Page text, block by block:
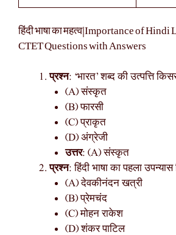
हिंदी भाषा का महत्व|Importance of Hindi
CTET Questions with Answers
प्रश्न: ‘भारत’ शब्द की उत्पत्ति
(A) संस्कृत
(B) फारसी
(C) प्राकृत
(D) अंग्रेजी
उत्तर: (A) संस्कृत
प्रश्न: हिंदी भाषा का पहला
(A) देवकीनंदन खत्री
(B) प्रेमचंद
(C) मोहन राकेश
(D) शंकर पाटिल